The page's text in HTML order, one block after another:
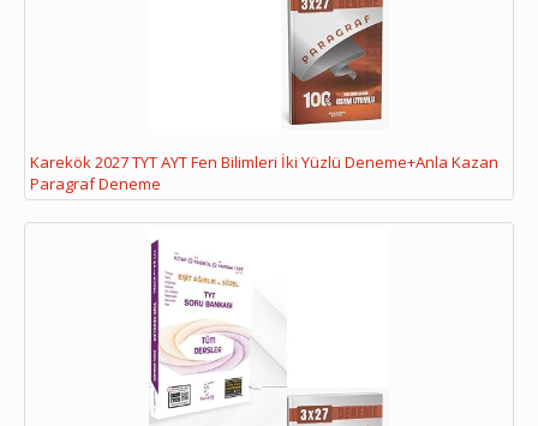
Karekök 2027 TYT AYT Fen Bilimleri İki Yüzlü Deneme+Anla Kazan
Paragraf Deneme